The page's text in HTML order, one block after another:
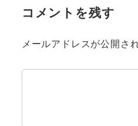
コメントを残す
メールアドレスが公開さ